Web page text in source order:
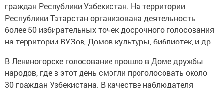
граждан Республики Узбекистан. На территории
Республики Татарстан организована деятельность
более 50 избирательных точек досрочного голосования
на территории ВУЗов, Домов культуры, библиотек, и др.
В Лениногорске голосование прошло в Доме дружбы
народов, где в этот день смогли проголосовать около
30 граждан Узбекистана. В качестве наблюдателя